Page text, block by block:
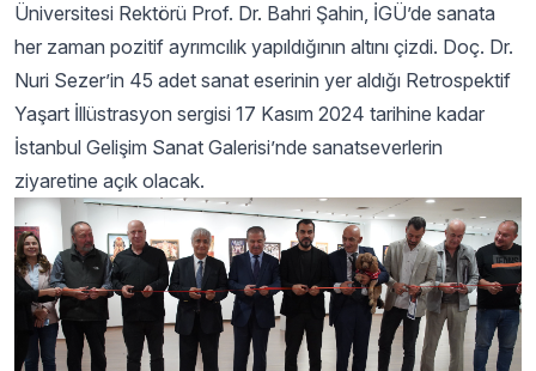
Üniversitesi Rektörü Prof. Dr. Bahri Şahin, İGÜ’de sanata
her zaman pozitif ayrımcılık yapıldığının altını çizdi. Doç. Dr.
Nuri Sezer’in 45 adet sanat eserinin yer aldığı Retrospektif
Yaşart İllüstrasyon sergisi 17 Kasım 2024 tarihine kadar
İstanbul Gelişim Sanat Galerisi’nde sanatseverlerin
ziyaretine açık olacak.